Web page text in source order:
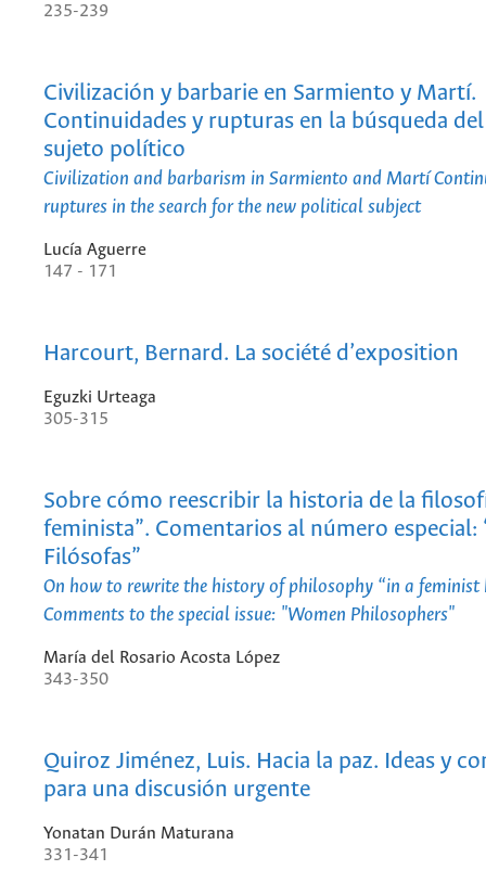
235-239
Civilización y barbarie en Sarmiento y Martí.
Continuidades y rupturas en la búsqueda
sujeto político
Civilization and barbarism in Sarmiento and Martí
ruptures in the search for the new political subject
Lucía Aguerre
147 - 171
Harcourt, Bernard. La société d’exposition
Eguzki Urteaga
305-315
Sobre cómo reescribir la historia de la
feminista”. Comentarios al número especial:
Filósofas”
On how to rewrite the history of philosophy “in a feminist
Comments to the special issue: "Women Philosophers"
María del Rosario Acosta López
343-350
Quiroz Jiménez, Luis. Hacia la paz. Ideas y
para una discusión urgente
Yonatan Durán Maturana
331-341